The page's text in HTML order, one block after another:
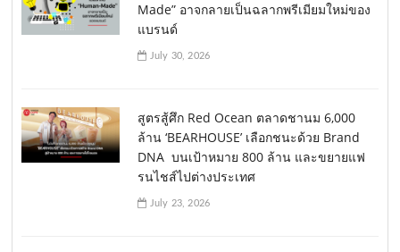
Made” อาจกลายเป็นฉลากพรีเมียมใหม่ของ
แบรนด์
July 30, 2026
สูตรสู้ศึก Red Ocean ตลาดชานม 6,000
ล้าน ‘BEARHOUSE’ เลือกชนะด้วย Brand
DNA บนเป้าหมาย 800 ล้าน และขยายแฟ
รนไชส์ไปต่างประเทศ
July 23, 2026